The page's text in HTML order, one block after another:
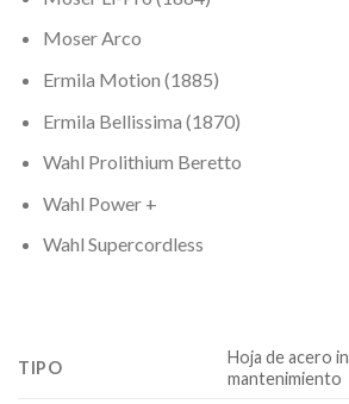
Moser Arco
Ermila Motion (1885)
Ermila Bellissima (1870)
Wahl Prolithium Beretto
Wahl Power +
Wahl Supercordless
TIPO
Hoja de acero
mantenimiento